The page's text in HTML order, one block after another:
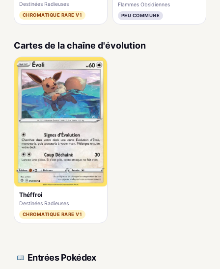
Destinées Radieuses
CHROMATIQUE RARE V1
Flammes Obsidiennes
PEU COMMUNE
Cartes de la chaîne d'évolution
Théffroi
Destinées Radieuses
CHROMATIQUE RARE V1
Entrées Pokédex